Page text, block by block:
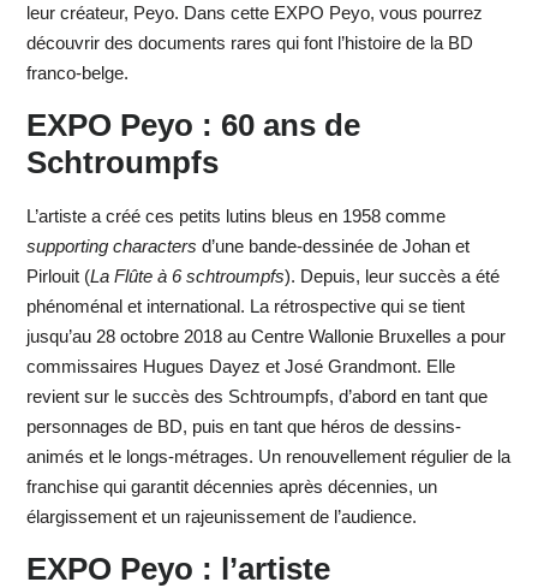
leur créateur, Peyo. Dans cette EXPO Peyo, vous pourrez
découvrir des documents rares qui font l’histoire de la BD
franco-belge.
EXPO Peyo : 60 ans de
Schtroumpfs
L’artiste a créé ces petits lutins bleus en 1958 comme
supporting characters d’une bande-dessinée de Johan et
Pirlouit (La Flûte à 6 schtroumpfs). Depuis, leur succès a été
phénoménal et international. La rétrospective qui se tient
jusqu’au 28 octobre 2018 au Centre Wallonie Bruxelles a pour
commissaires Hugues Dayez et José Grandmont. Elle
revient sur le succès des Schtroumpfs, d’abord en tant que
personnages de BD, puis en tant que héros de dessins-
animés et le longs-métrages. Un renouvellement régulier de la
franchise qui garantit décennies après décennies, un
élargissement et un rajeunissement de l’audience.
EXPO Peyo : l’artiste